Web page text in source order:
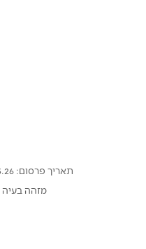
תאריך פרסום: 19.3.26
מזהה בעיה